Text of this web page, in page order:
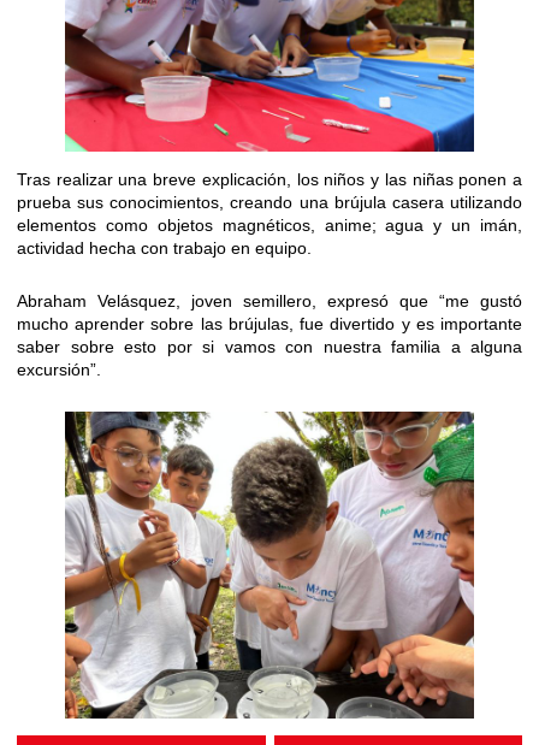
Tras realizar una breve explicación, los niños y las niñas ponen a
prueba sus conocimientos, creando una brújula casera utilizando
elementos como objetos magnéticos, anime; agua y un imán,
actividad hecha con trabajo en equipo.
Abraham Velásquez, joven semillero, expresó que “me gustó
mucho aprender sobre las brújulas, fue divertido y es importante
saber sobre esto por si vamos con nuestra familia a alguna
excursión”.